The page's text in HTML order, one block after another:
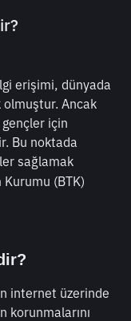
erişimi, dünyada
Ancak
için
sağlamak
(BTK)
internet üzerinde
korunmalarını